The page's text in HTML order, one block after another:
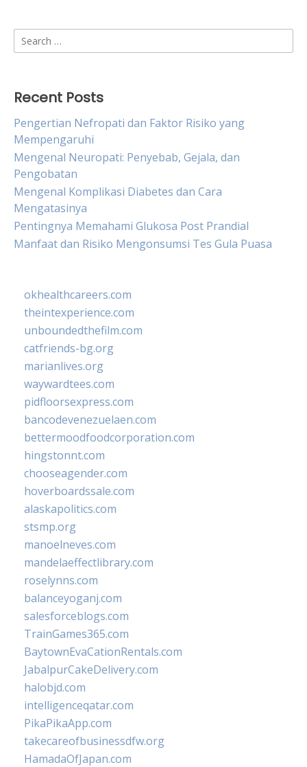
Search
for:
Recent Posts
Pengertian Nefropati dan Faktor Risiko yang
Mempengaruhi
Mengenal Neuropati: Penyebab, Gejala, dan
Pengobatan
Mengenal Komplikasi Diabetes dan Cara
Mengatasinya
Pentingnya Memahami Glukosa Post Prandial
Manfaat dan Risiko Mengonsumsi Tes Gula Puasa
okhealthcareers.com
theintexperience.com
unboundedthefilm.com
catfriends-bg.org
marianlives.org
waywardtees.com
pidfloorsexpress.com
bancodevenezuelaen.com
bettermoodfoodcorporation.com
hingstonnt.com
chooseagender.com
hoverboardssale.com
alaskapolitics.com
stsmp.org
manoelneves.com
mandelaeffectlibrary.com
roselynns.com
balanceyoganj.com
salesforceblogs.com
TrainGames365.com
BaytownEvaCationRentals.com
JabalpurCakeDelivery.com
halobjd.com
intelligenceqatar.com
PikaPikaApp.com
takecareofbusinessdfw.org
HamadaOfJapan.com